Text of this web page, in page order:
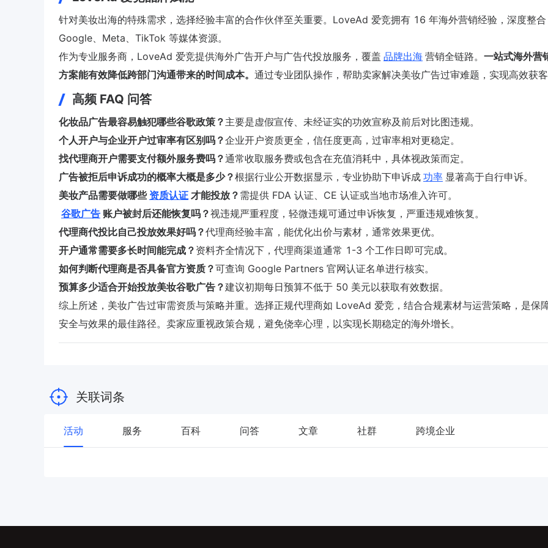
针对美妆出海的特殊需求，选择经验丰富的合作伙伴至关重要。LoveAd 爱竞拥有 16 年海外营销经验，深度整合
Google、Meta、TikTok 等媒体资源。
作为专业服务商，LoveAd 爱竞提供海外广告开户与广告代投放服务，覆盖 品牌出海 营销全链路。 一站式海外营
方案能有效降低跨部门沟通带来的时间成本。 通过专业团队操作，帮助卖家解决美妆广告过审难题，实现高效获
高频 FAQ 问答
化妆品广告最容易触犯哪些谷歌政策？ 主要是虚假宣传、未经证实的功效宣称及前后对比图违规。
个人开户与企业开户过审率有区别吗？企业开户资质更全，信任度更高，过审率相对更稳定。
找代理商开户需要支付额外服务费吗？通常收取服务费或包含在充值消耗中，具体视政策而定。
广告被拒后申诉成功的概率大概是多少？根据行业公开数据显示，专业协助下申诉成 功率 显著高于自行申诉。
美妆产品需要做哪些 资质认证 才能投放？ 需提供 FDA 认证、CE 认证或当地市场准入许可。
谷歌广告 账户被封后还能恢复吗？视违规严重程度，轻微违规可通过申诉恢复，严重违规难恢复。
代理商代投比自己投放效果好吗？代理商经验丰富，能优化出价与素材，通常效果更优。
开户通常需要多长时间能完成？ 资料齐全情况下，代理商渠道通常 1-3 个工作日即可完成。
如何判断代理商是否具备官方资质？可查询 Google Partners 官网认证名单进行核实。
预算多少适合开始投放美妆谷歌广告？建议初期每日预算不低于 50 美元以获取有效数据。
综上所述，美妆广告过审需资质与策略并重。选择正规代理商如 LoveAd 爱竞，结合合规素材与运营策略，是保
安全与效果的最佳路径。卖家应重视政策合规，避免侥幸心理，以实现长期稳定的海外增长。
关联词条
活动 服务 百科 问答 文章 社群 跨境企业